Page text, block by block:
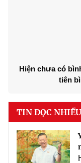
Hiện chưa có
tiên
TIN ĐỌC NHIỀU